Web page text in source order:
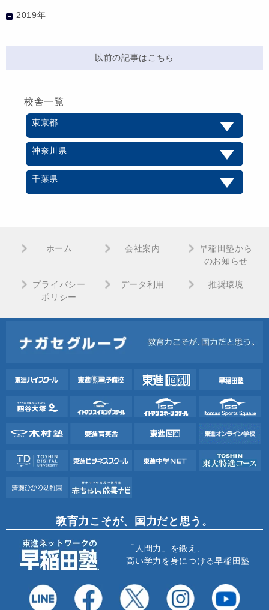
2019年
以前の記事はこちら
校舎一覧
東京都
神奈川県
千葉県
ホーム 会社案内
早稲田塾から
のお知らせ
プライバシー
ポリシー
データ利用 推奨環境
教育力こそが、国力だと思う。
「人間力」を鍛え、
高い学力を身につける早稲田塾